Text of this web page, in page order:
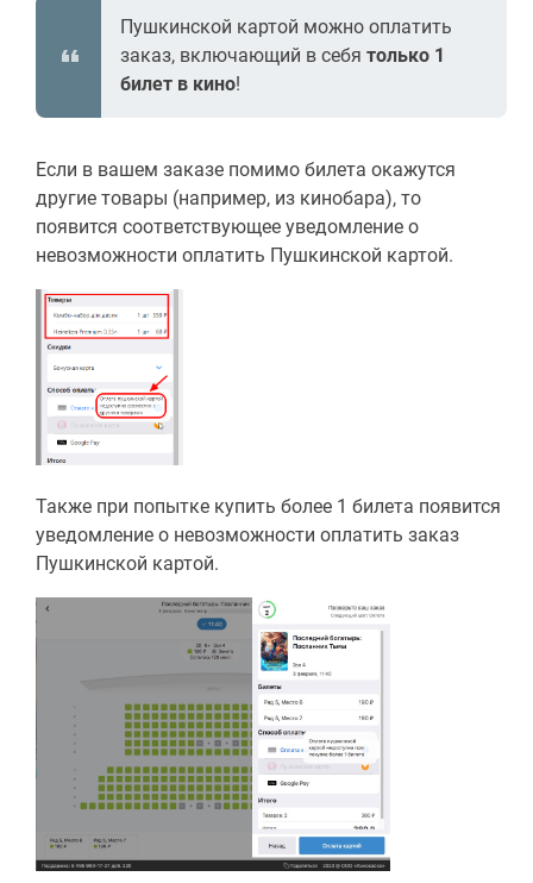
Пушкинской картой можно оплатить
заказ, включающий в себя только 1
билет в кино!
Если в вашем заказе помимо билета окажутся
другие товары (например, из кинобара), то
появится соответствующее уведомление о
невозможности оплатить Пушкинской картой.
Также при попытке купить более 1 билета появится
уведомление о невозможности оплатить заказ
Пушкинской картой.